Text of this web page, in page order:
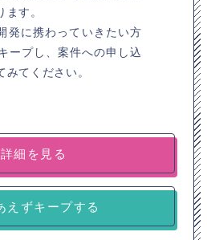
す。
発に携わっていきたい方
ープし、案件への申し込
てください。
詳細を見る
えずキープする